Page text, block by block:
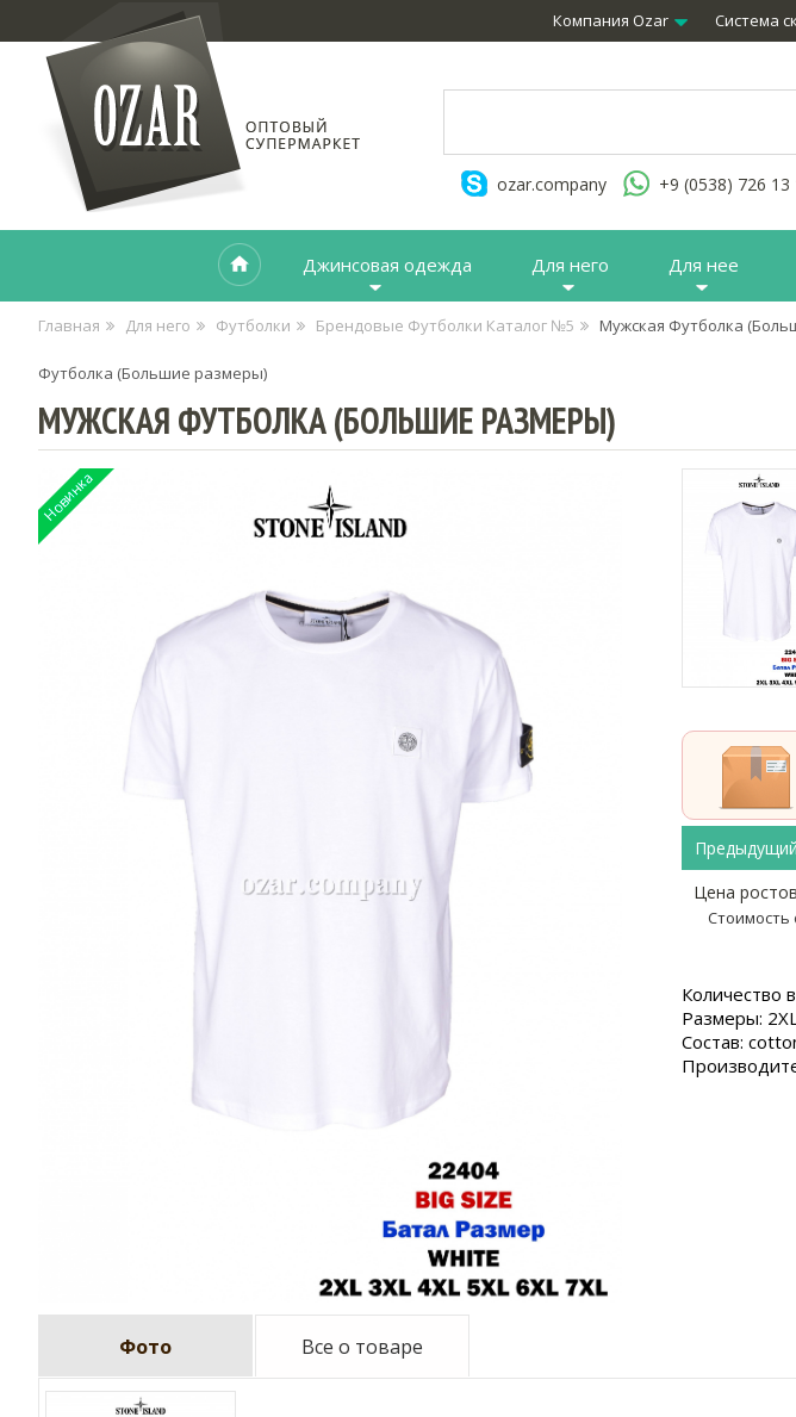
Компания Ozar Система
ozar.company +9 (0538) 726 13
Джинсовая одежда Для него Для нее
Главная Для него Футболки Брендовые Футболки Каталог №5 Мужская Футболка
Футболка (Большие размеры)
МУЖСКАЯ ФУТБОЛКА (БОЛЬШИЕ РАЗМЕРЫ)
Цена
Стоимость
Количество
Размеры:
Состав:
Фото Все о товаре